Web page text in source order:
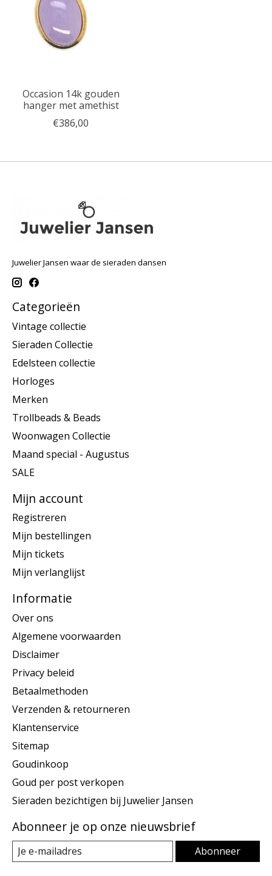
Occasion 14k gouden
hanger met amethist
€386,00
Juwelier Jansen waar de sieraden dansen
Categorieën
Vintage collectie
Sieraden Collectie
Edelsteen collectie
Horloges
Merken
Trollbeads & Beads
Woonwagen Collectie
Maand special - Augustus
SALE
Mijn account
Registreren
Mijn bestellingen
Mijn tickets
Mijn verlanglijst
Informatie
Over ons
Algemene voorwaarden
Disclaimer
Privacy beleid
Betaalmethoden
Verzenden & retourneren
Klantenservice
Sitemap
Goudinkoop
Goud per post verkopen
Sieraden bezichtigen bij Juwelier Jansen
Abonneer je op onze nieuwsbrief
Abonneer